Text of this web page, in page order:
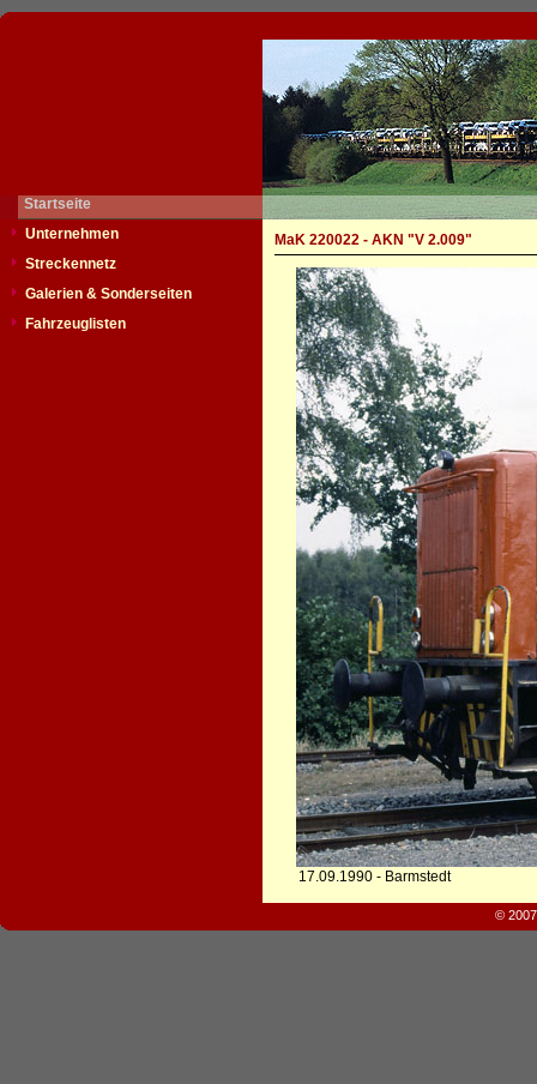
Startseite
Unternehmen
Streckennetz
Galerien & Sonderseiten
Fahrzeuglisten
MaK 220022 - AKN "V 2.009"
17.09.1990 - Barmstedt
©